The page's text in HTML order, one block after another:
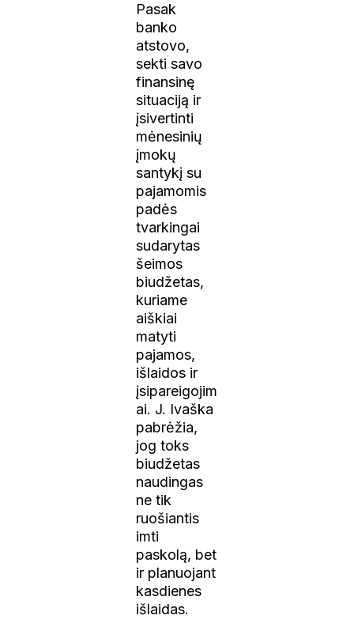
Pasak
banko
atstovo,
sekti savo
finansinę
situaciją ir
įsivertinti
mėnesinių
įmokų
santykį su
pajamomis
padės
tvarkingai
sudarytas
šeimos
biudžetas,
kuriame
aiškiai
matyti
pajamos,
išlaidos ir
įsipareigojim
ai. J. Ivaška
pabrėžia,
jog toks
biudžetas
naudingas
ne tik
ruošiantis
imti
paskolą, bet
ir planuojant
kasdienes
išlaidas.